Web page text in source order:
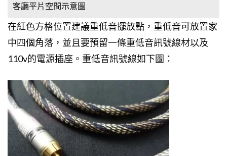
客廳平片空間示意圖
在紅色方格位置建議重低音擺放點，重低音可放置家
中四個角落，並且要預留一條重低音訊號線材以及
110v的電源插座。重低音訊號線如下圖：